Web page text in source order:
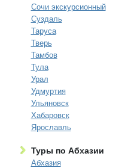
Сочи экскурсионный
Суздаль
Таруса
Тверь
Тамбов
Тула
Урал
Удмуртия
Ульяновск
Хабаровск
Ярославль
Туры по Абхазии
Абхазия